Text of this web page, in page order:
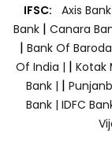
IFSC: Axis Bank
Bank| Canara
| Bank Of Baroda
Of India | | Kotak
Bank | |
Bank | IDFC